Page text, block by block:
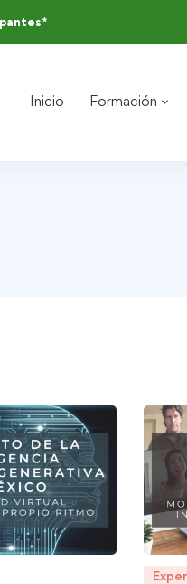
Inicio Formación